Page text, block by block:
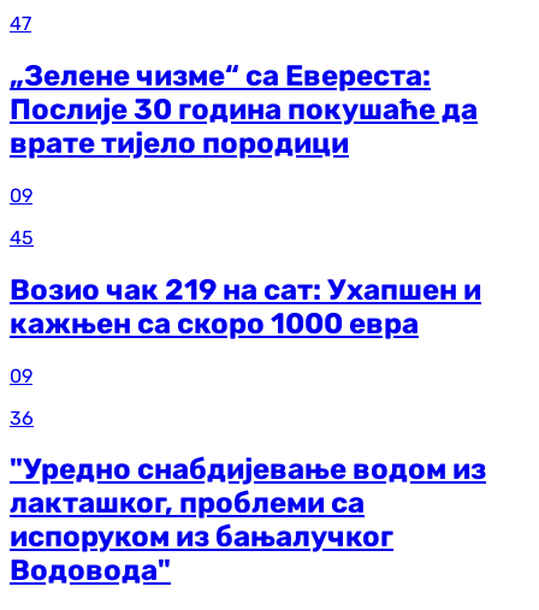
47
„Зелене чизме“ са Евереста:
Послије 30 година покушаће да
врате тијело породици
09
45
Возио чак 219 на сат: Ухапшен и
кажњен са скоро 1000 евра
09
36
"Уредно снабдијевање водом из
лакташког, проблеми са
испоруком из бањалучког
Водовода"